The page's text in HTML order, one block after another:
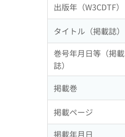
出版年（W3CDTF）
タイトル（掲載誌）
巻号年月日等（掲載
誌）
掲載巻
掲載ページ
掲載年月日